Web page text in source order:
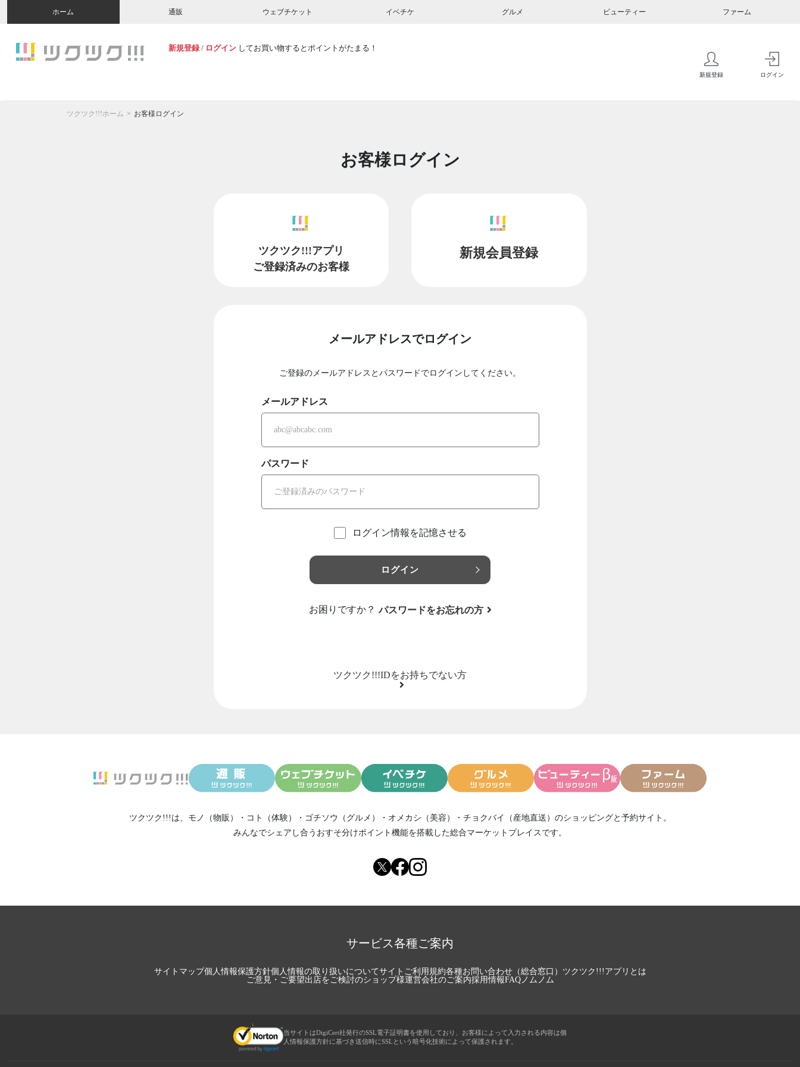
ホーム 通販 ウェブチケット イベチケ グルメ ビューティー ファーム
新規登録 / ログイン してお買い物するとポイントがたまる！
新規登録 ログイン
ツクツク!!!ホーム お客様ログイン
お客様ログイン
ツクツク!!!アプリ
ご登録済みのお客様
新規会員登録
メールアドレスでログイン
ご登録のメールアドレスとパスワードでログインしてください。
メールアドレス
パスワード
ログイン情報を記憶させる
ログイン
お困りですか？ パスワードをお忘れの方
ツクツク!!!IDをお持ちでない方
ツクツク!!!は、 モノ（物販） ・ コト（体験） ・ ゴチソウ（グルメ） ・ オメカシ（美容） ・ チョクバイ（産地直送） のショッピングと予約サイト。
みんなでシェアし合う おすそ分けポイント機能を搭載した総合マーケットプレイスです。
サービス各種ご案内
サイトマップ個人情報保護方針個人情報の取り扱いについてサイトご利用規約各種お問い合わせ（総合窓口） ツクツク!!!アプリとは
ご意見・ご要望出店をご検討のショップ様運営会社のご案内採用情報FAQノムノム
当サイトはDigiCert社発行のSSL電子証明書を使用しており、お客様によって入力される内容は個
人情報保護方針に基づき送信時にSSLという暗号化技術によって保護されます。